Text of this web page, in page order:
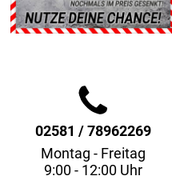
02581 / 78962269
Montag - Freitag
9:00 - 12:00 Uhr